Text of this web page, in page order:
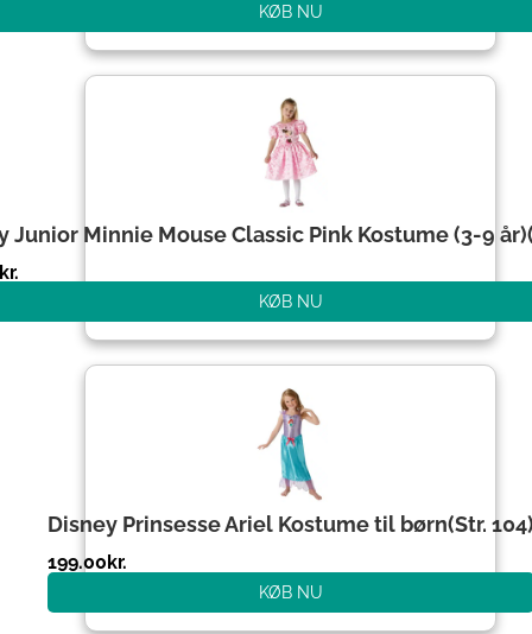
KØB NU
Junior Minnie Mouse Classic Pink Kostume (3-9
KØB NU
Disney Prinsesse Ariel Kostume til børn(Str.
199.00kr.
KØB NU